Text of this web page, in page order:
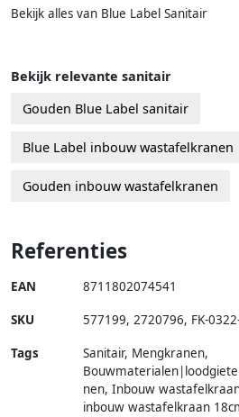
Bekijk alles van Blue Label Sanitair
Bekijk relevante sanitair
Gouden Blue Label sanitair
Blue Label inbouw wastafelkranen
Gouden inbouw wastafelkranen
Referenties
EAN 8711802074541
SKU 577199, 2720796, FK-
Tags
Sanitair, Mengkranen,
nen, Inbouw
inbouw wastafelkraan